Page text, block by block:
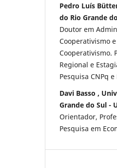
Pedro Luís
do Rio Grande
Doutor em
Cooperativismo
Cooperativismo.
Regional e
Pesquisa CNPq
Davi Basso ,
Grande do Sul -
Orientador,
Pesquisa em